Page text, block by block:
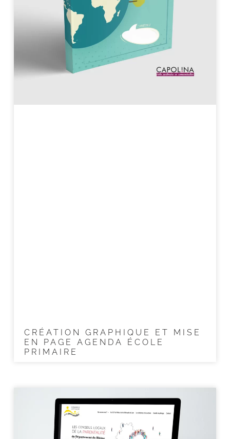
CRÉATION GRAPHIQUE ET MISE
EN PAGE AGENDA ÉCOLE
PRIMAIRE